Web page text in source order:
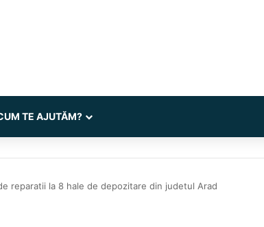
TE AJUTĂM?
reparatii la 8 hale de depozitare din judetul Arad